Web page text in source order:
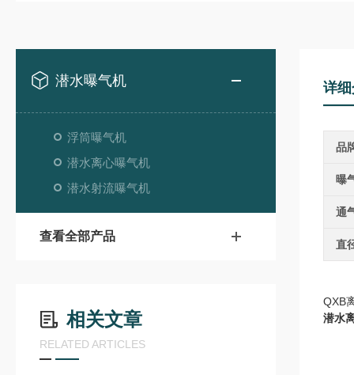
潜水曝气机
浮筒曝气机
潜水离心曝气机
潜水射流曝气机
查看全部产品
相关文章
RELATED ARTICLES
详
品
曝
通
直
QXB
潜水